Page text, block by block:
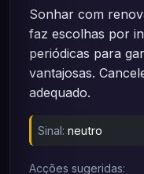
Sonhar com
faz escolhas por
periódicas para
vantajosas.
adequado.
Sinal: neutro
Acções sugeridas: